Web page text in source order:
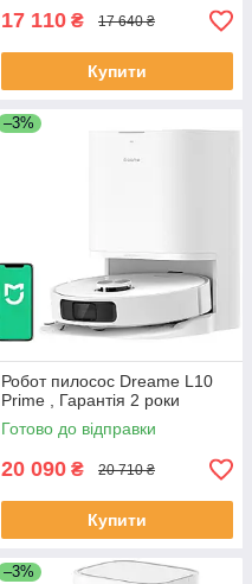
17 110 ₴ 17 640 ₴
Купити
–3%
Робот пилосос Dreame L10
Prime , Гарантія 2 роки
Готово до відправки
20 090 ₴ 20 710 ₴
Купити
–3%